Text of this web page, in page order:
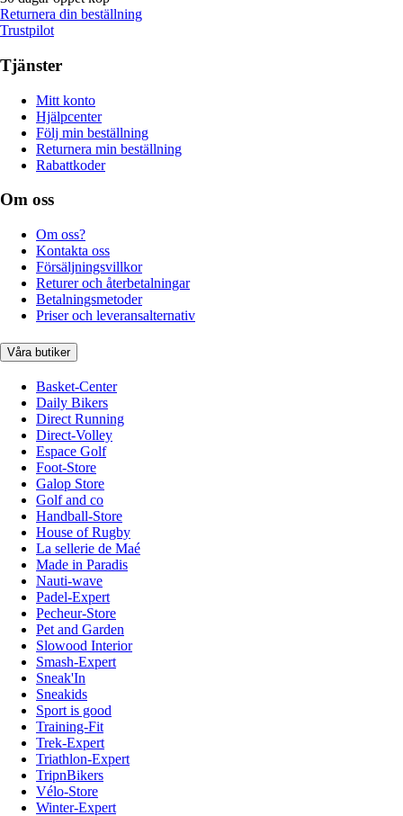
Returnera din beställning
Trustpilot
Tjänster
Mitt konto
Hjälpcenter
Följ min beställning
Returnera min beställning
Rabattkoder
Om oss
Om oss?
Kontakta oss
Försäljningsvillkor
Returer och återbetalningar
Betalningsmetoder
Priser och leveransalternativ
Våra butiker
Basket-Center
Daily Bikers
Direct Running
Direct-Volley
Espace Golf
Foot-Store
Galop Store
Golf and co
Handball-Store
House of Rugby
La sellerie de Maé
Made in Paradis
Nauti-wave
Padel-Expert
Pecheur-Store
Pet and Garden
Slowood Interior
Smash-Expert
Sneak'In
Sneakids
Sport is good
Training-Fit
Trek-Expert
Triathlon-Expert
TripnBikers
Vélo-Store
Winter-Expert